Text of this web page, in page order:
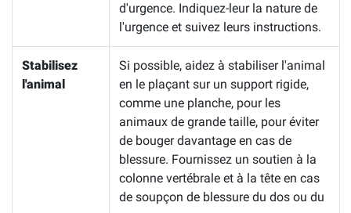
d'urgence. Indiquez-leur la nature de
l'urgence et suivez leurs instructions.
Stabilisez
l'animal
Si possible, aidez à stabiliser l'animal
en le plaçant sur un support rigide,
comme une planche, pour les
animaux de grande taille, pour éviter
de bouger davantage en cas de
blessure. Fournissez un soutien à la
colonne vertébrale et à la tête en cas
de soupçon de blessure du dos ou du